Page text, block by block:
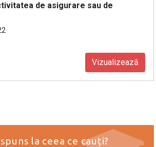
de asigurare sau de
Vizualizează
la ceea ce cauți?